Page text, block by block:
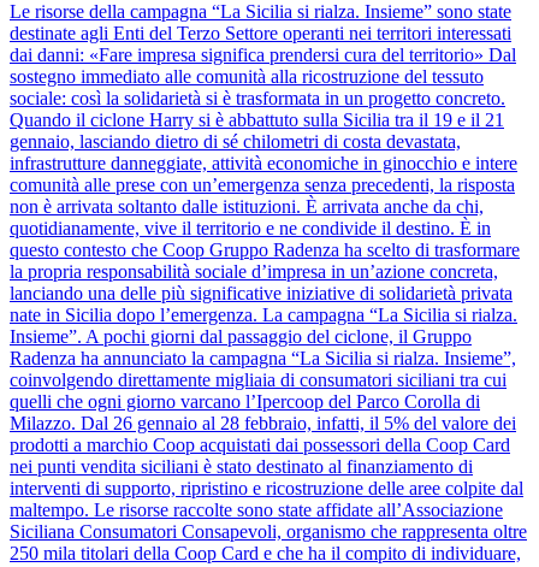
Le risorse della campagna “La Sicilia si rialza. Insieme” sono state
destinate agli Enti del Terzo Settore operanti nei territori interessati
dai danni: «Fare impresa significa prendersi cura del territorio» Dal
sostegno immediato alle comunità alla ricostruzione del tessuto
sociale: così la solidarietà si è trasformata in un progetto concreto.
Quando il ciclone Harry si è abbattuto sulla Sicilia tra il 19 e il 21
gennaio, lasciando dietro di sé chilometri di costa devastata,
infrastrutture danneggiate, attività economiche in ginocchio e intere
comunità alle prese con un’emergenza senza precedenti, la risposta
non è arrivata soltanto dalle istituzioni. È arrivata anche da chi,
quotidianamente, vive il territorio e ne condivide il destino. È in
questo contesto che Coop Gruppo Radenza ha scelto di trasformare
la propria responsabilità sociale d’impresa in un’azione concreta,
lanciando una delle più significative iniziative di solidarietà privata
nate in Sicilia dopo l’emergenza. La campagna “La Sicilia si rialza.
Insieme”. A pochi giorni dal passaggio del ciclone, il Gruppo
Radenza ha annunciato la campagna “La Sicilia si rialza. Insieme”,
coinvolgendo direttamente migliaia di consumatori siciliani tra cui
quelli che ogni giorno varcano l’Ipercoop del Parco Corolla di
Milazzo. Dal 26 gennaio al 28 febbraio, infatti, il 5% del valore dei
prodotti a marchio Coop acquistati dai possessori della Coop Card
nei punti vendita siciliani è stato destinato al finanziamento di
interventi di supporto, ripristino e ricostruzione delle aree colpite dal
maltempo. Le risorse raccolte sono state affidate all’Associazione
Siciliana Consumatori Consapevoli, organismo che rappresenta oltre
250 mila titolari della Coop Card e che ha il compito di individuare,